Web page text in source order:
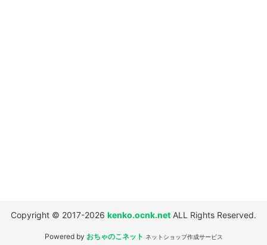
Copyright © 2017-2026 kenko.ocnk.net ALL Rights Reserved.
Powered by おちゃのこネット ネットショップ作成サービス